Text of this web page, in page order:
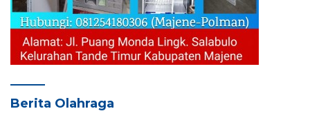
Berita Olahraga